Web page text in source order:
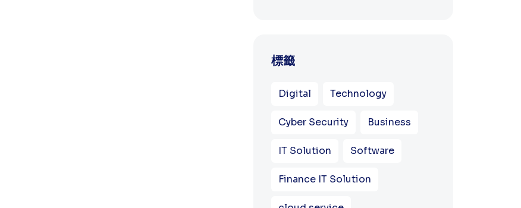
標籤
Digital Technology
Cyber Security Business
IT Solution Software
Finance IT Solution